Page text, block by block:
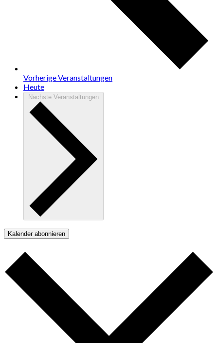
VorherigeVeranstaltungen
Heute
Nächste Veranstaltungen
Kalender abonnieren